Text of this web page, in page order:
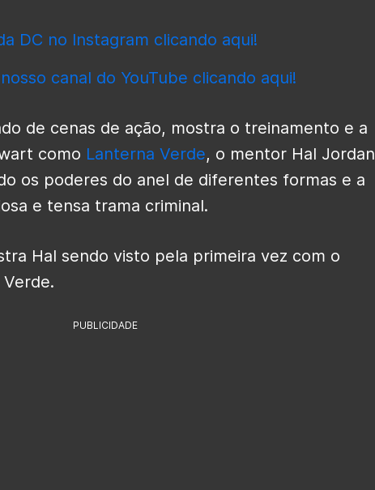
DC no Instagram clicando aqui!
canal do YouTube clicando aqui!
de cenas de ação, mostra o treinamento e a
como Lanterna Verde, o mentor Hal Jordan
os poderes do anel de diferentes formas e a
e tensa trama criminal.
Hal sendo visto pela primeira vez com o
PUBLICIDADE